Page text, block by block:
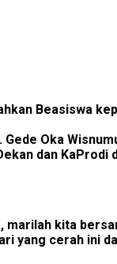
Beasiswa
Oka
dan
kita
yang cerah ini